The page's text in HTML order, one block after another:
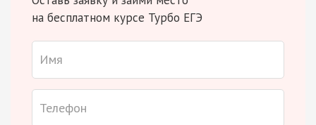
на бесплатном курсе Турбо ЕГЭ